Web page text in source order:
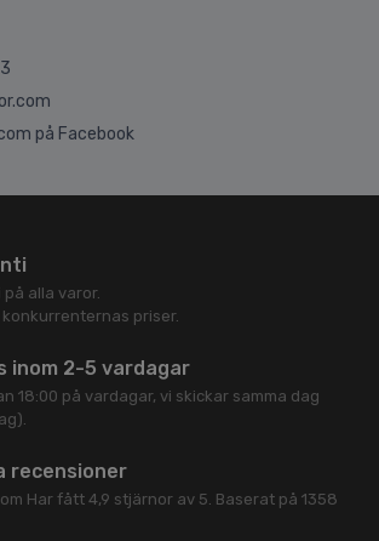
på Facebook
alla varor.
priser.
inom 2-5 vardagar
18:00 på vardagar, vi skickar samma dag
recensioner
Har fått 4,9 stjärnor av 5. Baserat på 1358